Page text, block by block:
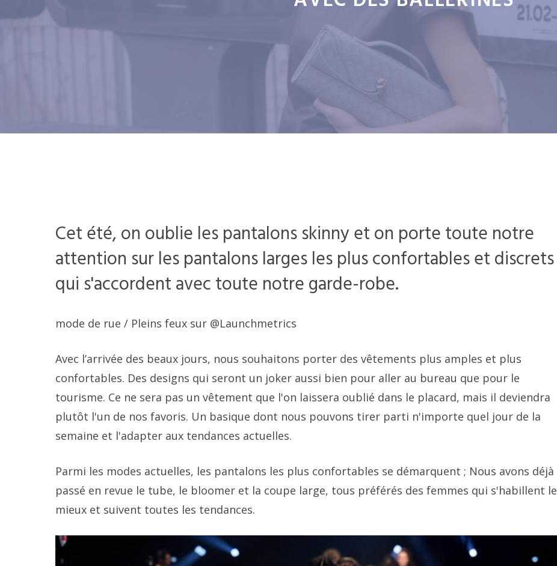
Cet été, on oublie les pantalons skinny et on porte toute notre
attention sur les pantalons larges les plus confortables et discrets
qui s'accordent avec toute notre garde-robe.
mode de rue / Pleins feux sur @Launchmetrics
Avec l’arrivée des beaux jours, nous souhaitons porter des vêtements plus amples et plus
confortables. Des designs qui seront un joker aussi bien pour aller au bureau que pour le
tourisme. Ce ne sera pas un vêtement que l'on laissera oublié dans le placard, mais il deviendra
plutôt l'un de nos favoris. Un basique dont nous pouvons tirer parti n'importe quel jour de la
semaine et l'adapter aux tendances actuelles.
Parmi les modes actuelles, les pantalons les plus confortables se démarquent ; Nous avons déjà
passé en revue le tube, le bloomer et la coupe large, tous préférés des femmes qui s'habillent le
mieux et suivent toutes les tendances.